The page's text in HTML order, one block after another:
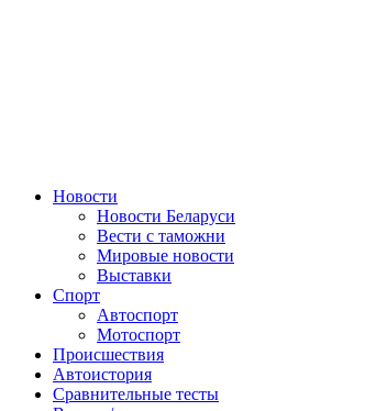
Сайт про автомобили
Новости
Новости Беларуси
Вести с таможни
Мировые новости
Выставки
Спорт
Автоспорт
Мотоспорт
Происшествия
Автоистория
Сравнительные тесты